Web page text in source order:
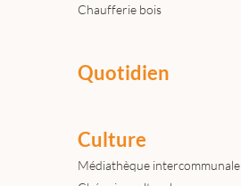
Chaufferie bois
Quotidien
Culture
Médiathèque intercommunale